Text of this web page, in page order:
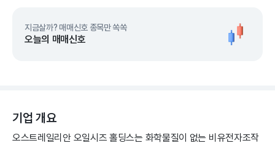
지금살까? 매매신호 종목만 쏙쏙
오늘의 매매신호
기업 개요
오스트레일리안 오일시즈 홀딩스는 화학물질이 없는 비유전자조작